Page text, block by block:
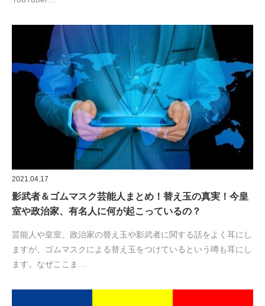
2021.04.17
影武者＆ゴムマスク芸能人まとめ！替え玉の真実！今皇
室や政治家、有名人に何が起こっているの？
芸能人や皇室、政治家の替え玉や影武者に関する話をよく耳にし
ますが、ゴムマスクによる替え玉をつけているという噂も耳にし
ます。なぜここま…